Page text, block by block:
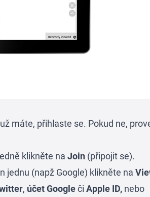
máte, přihlaste se. Pokud ne,
klikněte na Join (připojit se).
jednu (napž Google) klikněte na
, účet Googleči Apple ID, nebo